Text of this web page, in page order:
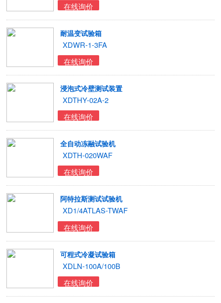
在线询价
耐温变试验箱
XDWR-1-3FA
在线询价
浸泡式冷壁测试装置
XDTHY-02A-2
在线询价
全自动冻融试验机
XDTH-020WAF
在线询价
阿特拉斯测试试验机
XD1/4ATLAS-TWAF
在线询价
可程式冷凝试验箱
XDLN-100A/100B
在线询价